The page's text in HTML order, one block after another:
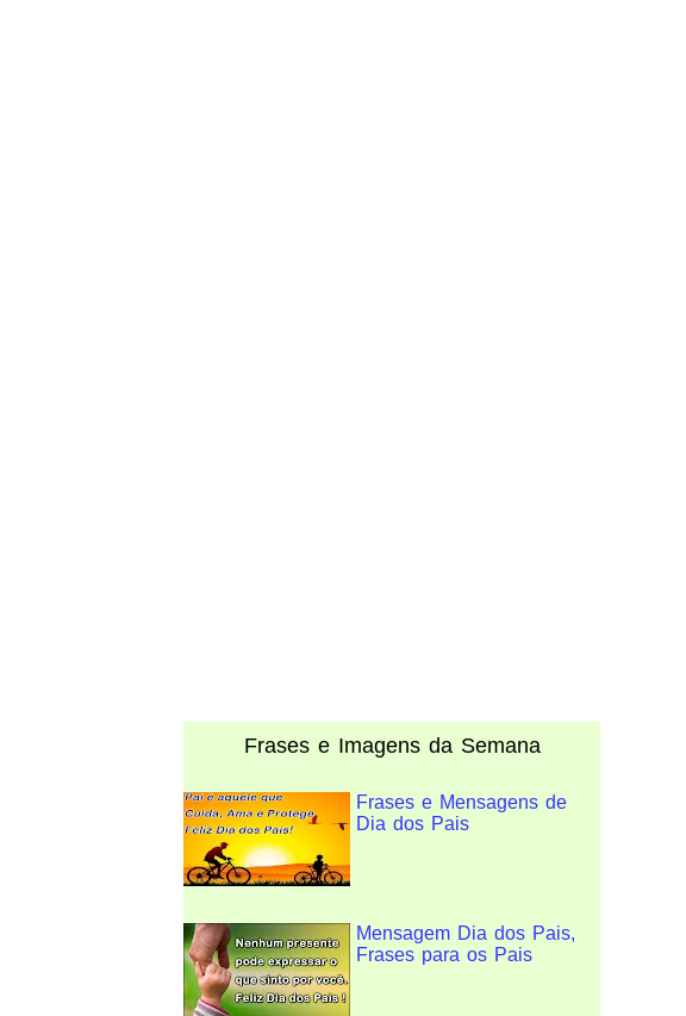
Frases e Imagens da Semana
Frases e Mensagens de
Dia dos Pais
Mensagem Dia dos Pais,
Frases para os Pais